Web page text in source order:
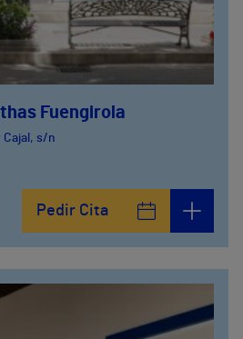
Fuengirola
Cajal, s/n
Pedir Cita